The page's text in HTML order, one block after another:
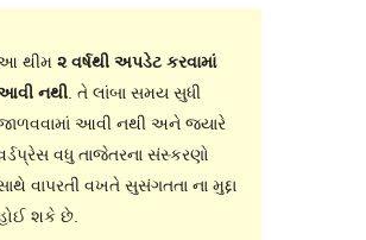
થીમ ૨ વર્ષથી અપડેટ કરવામાં
નથી. તે લાંબા સમય સુધી
આવી નથી અને જ્યારે
વધુ તાજેતરના સંસ્કરણો
વાપરતી વખતે સુસંગતતા ના મુદ્દા
શકે છે.